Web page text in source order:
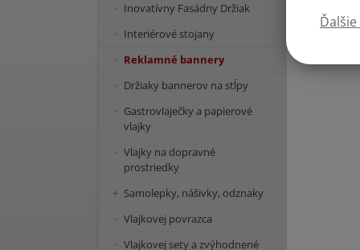
Inovatívny Fasádny Držiak
Interiérové stojany
Reklamné bannery
Držiaky bannerov na stĺpy
Gastrovlaječky a papierové
vlajky
Vlajky na dopravné
prostriedky
Samolepky, nášivky, odznaky
Vlajkovej povrazca
Vlajkovej sety a zvýhodnené